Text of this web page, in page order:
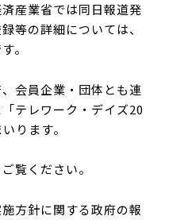
産業省では同日報道発
等の詳細については、
。
会員企業・団体とも連
テレワーク・デイズ20
ります。
覧ください。
方針に関する政府の報